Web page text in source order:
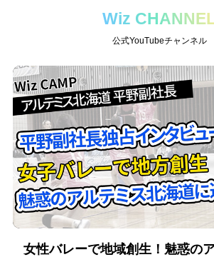
Wiz
公式YouTubeチャンネル
女性バレーで地域創生！魅惑の